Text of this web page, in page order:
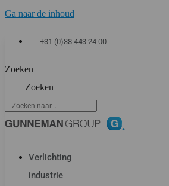
Ga naar de inhoud
+31 (0)38 443 24 00
Zoeken
Zoeken
Verlichting
industrie